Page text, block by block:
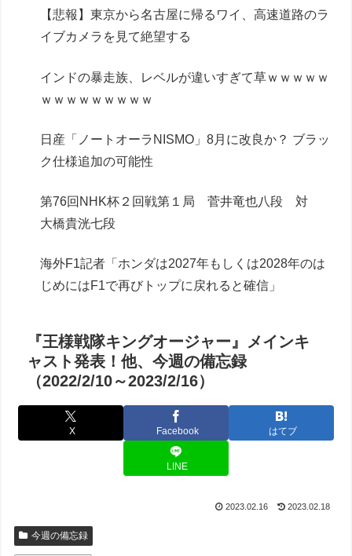
【悲報】東京から名古屋に帰るワイ、高速道路のラ
イブカメラを見て絶望する
インドの暴走族、レベルが違いすぎて草ｗｗｗｗｗ
ｗｗｗｗｗｗｗｗｗ
日産「ノートオーラNISMO」8月に改良か？ ブラッ
ク仕様追加の可能性
第76回NHK杯２回戦第１局 菅井竜也八段 対
大橋貴洸七段
海外F1記者「ホンダは2027年もしくは2028年のは
じめにはF1で再びトップに戻れると確信」
『王様戦隊キングオージャー』メインキ
ャスト発表！他、今週の備忘録
（2022/2/10～2023/2/16）
X Facebook はてブ
LINE
2023.02.16 2023.02.18
今週の備忘録